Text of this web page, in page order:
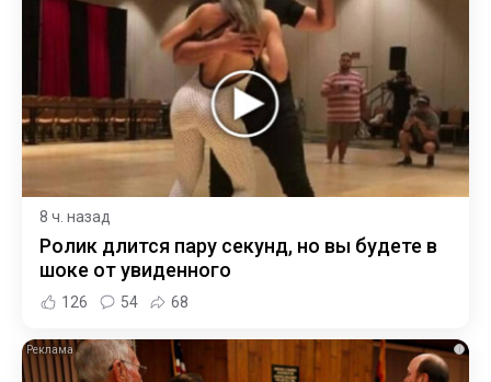
8 ч. назад
Ролик длится пару секунд, но вы будете в
шоке от увиденного
126 54 68
i